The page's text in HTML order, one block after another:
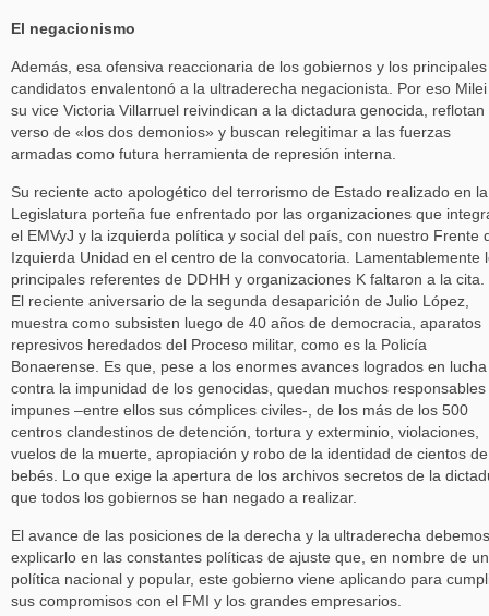
El negacionismo
Además, esa ofensiva reaccionaria de los gobiernos y los principales
candidatos envalentonó a la ultraderecha negacionista. Por eso
su vice Victoria Villarruel reivindican a la dictadura genocida, reflotan
verso de «los dos demonios» y buscan relegitimar a las fuerzas
armadas como futura herramienta de represión interna.
Su reciente acto apologético del terrorismo de Estado realizado en la
Legislatura porteña fue enfrentado por las organizaciones que
el EMVyJ y la izquierda política y social del país, con nuestro Frente
Izquierda Unidad en el centro de la convocatoria. Lamentablemente
principales referentes de DDHH y organizaciones K faltaron a la cita.
El reciente aniversario de la segunda desaparición de Julio López,
muestra como subsisten luego de 40 años de democracia, aparatos
represivos heredados del Proceso militar, como es la Policía
Bonaerense. Es que, pese a los enormes avances logrados en lucha
contra la impunidad de los genocidas, quedan muchos responsables
impunes –entre ellos sus cómplices civiles-, de los más de los 500
centros clandestinos de detención, tortura y exterminio, violaciones,
vuelos de la muerte, apropiación y robo de la identidad de cientos de
bebés. Lo que exige la apertura de los archivos secretos de la
que todos los gobiernos se han negado a realizar.
El avance de las posiciones de la derecha y la ultraderecha debemos
explicarlo en las constantes políticas de ajuste que, en nombre de
política nacional y popular, este gobierno viene aplicando para
sus compromisos con el FMI y los grandes empresarios.